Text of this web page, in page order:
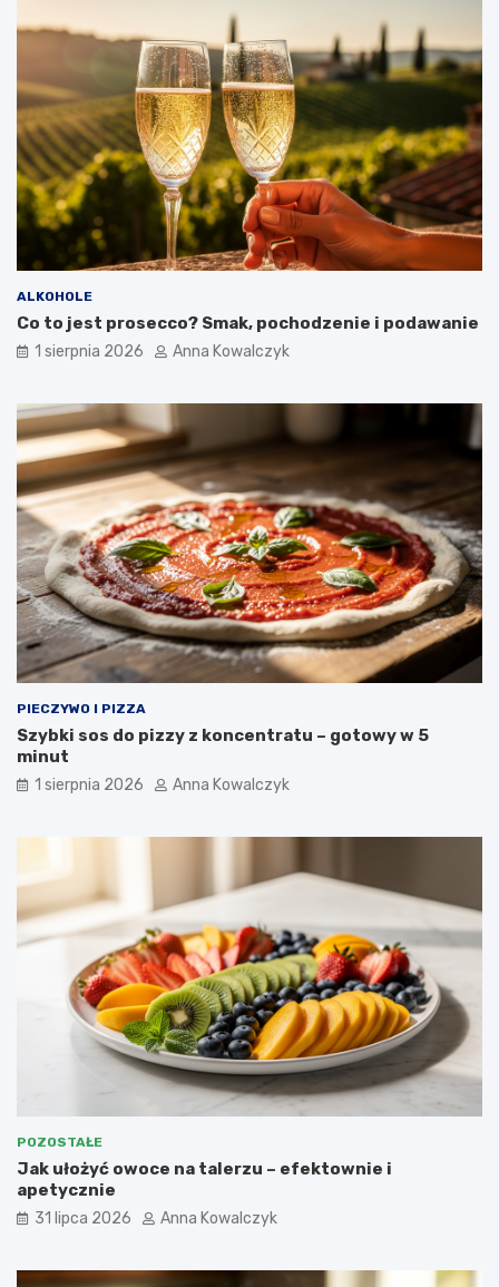
ALKOHOLE
Co to jest prosecco? Smak, pochodzenie i podawanie
1 sierpnia 2026 Anna Kowalczyk
PIECZYWO I PIZZA
Szybki sos do pizzy z koncentratu – gotowy w 5
minut
1 sierpnia 2026 Anna Kowalczyk
POZOSTAŁE
Jak ułożyć owoce na talerzu – efektownie i
apetycznie
31 lipca 2026 Anna Kowalczyk